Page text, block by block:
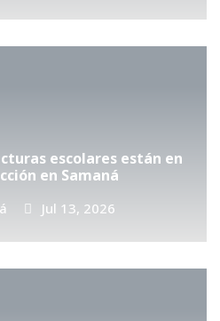
escolares están en
en Samaná
Jul 13, 2026